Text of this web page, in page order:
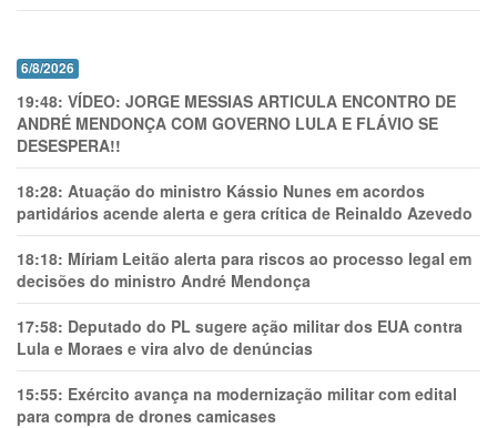
6/8/2026
19:48: VÍDEO: JORGE MESSIAS ARTICULA ENCONTRO DE
ANDRÉ MENDONÇA COM GOVERNO LULA E FLÁVIO SE
DESESPERA!!
18:28: Atuação do ministro Kássio Nunes em acordos
partidários acende alerta e gera crítica de Reinaldo Azevedo
18:18: Míriam Leitão alerta para riscos ao processo legal em
decisões do ministro André Mendonça
17:58: Deputado do PL sugere ação militar dos EUA contra
Lula e Moraes e vira alvo de denúncias
15:55: Exército avança na modernização militar com edital
para compra de drones camicases